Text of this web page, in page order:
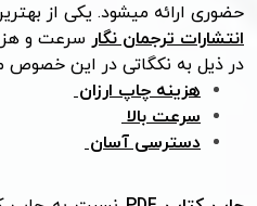
حضوری ارائه میشود. یکی از
انتشارات ترجمان نگار سرعت و
در ذیل به نکگاتی در این خصوص
هزینه چاپ ارزان
سرعت بالا
دسترسی آسان